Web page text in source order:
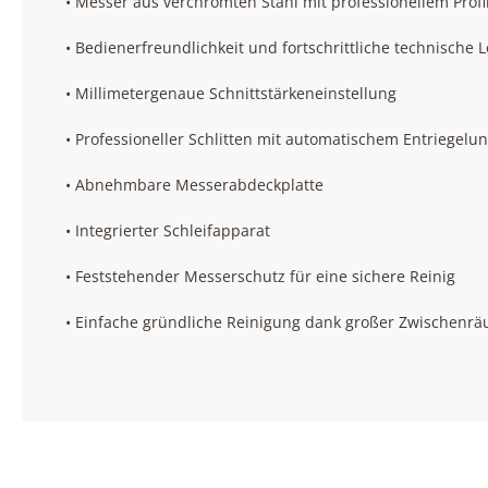
• Bedienerfreundlichkeit und fortschrittliche technische
• Millimetergenaue Schnittstärkeneinstellung
• Professioneller Schlitten mit automatischem
• Abnehmbare Messerabdeckplatte
• Integrierter Schleifapparat
• Feststehender Messerschutz für eine sichere Reinig
• Einfache gründliche Reinigung dank großer